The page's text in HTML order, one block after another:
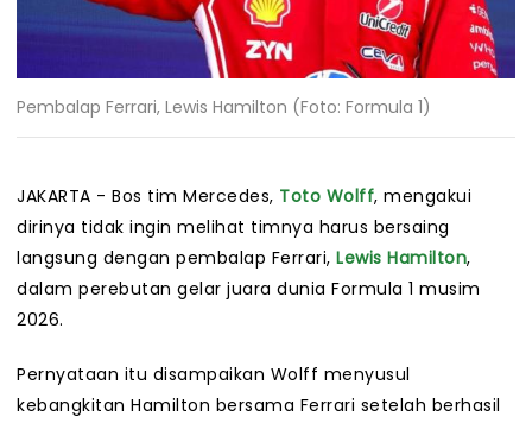
Pembalap Ferrari, Lewis Hamilton (Foto: Formula 1)
JAKARTA - Bos tim Mercedes, Toto Wolff, mengakui
dirinya tidak ingin melihat timnya harus bersaing
langsung dengan pembalap Ferrari, Lewis Hamilton,
dalam perebutan gelar juara dunia Formula 1 musim
2026.
Pernyataan itu disampaikan Wolff menyusul
kebangkitan Hamilton bersama Ferrari setelah berhasil